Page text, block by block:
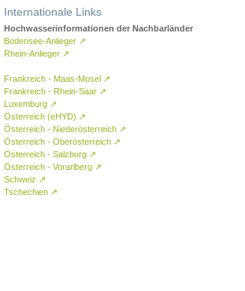
Internationale Links
Hochwasserinformationen der Nachbarländer
Bodensee-Anlieger ↗
Rhein-Anlieger ↗
Frankreich - Maas-Mosel ↗
Frankreich - Rhein-Saar ↗
Luxemburg ↗
Österreich (eHYD) ↗
Österreich - Niederösterreich ↗
Österreich - Oberösterreich ↗
Österreich - Salzburg ↗
Österreich - Vorarlberg ↗
Schweiz ↗
Tschechien ↗